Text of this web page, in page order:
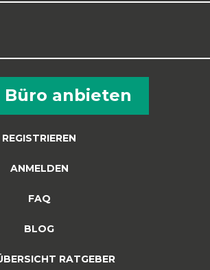
Büro anbieten
REGISTRIEREN
ANMELDEN
FAQ
BLOG
RATGEBER